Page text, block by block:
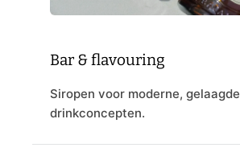
Bar & flavouring
Siropen voor moderne, gelaagde
drinkconcepten.